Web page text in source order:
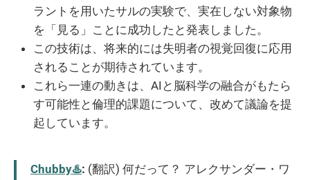
ラントを用いたサルの実験で、実在しない対象物
を「見る」ことに成功したと発表しました。
この技術は、将来的には失明者の視覚回復に応用
されることが期待されています。
これら一連の動きは、AIと脳科学の融合がもたら
す可能性と倫理的課題について、改めて議論を提
起しています。
Chubby♨️: (翻訳) 何だって？ アレクサンダー・ワ